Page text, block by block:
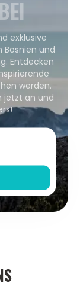
exklusive
Bosnien und
Entdecken
werden.
jetzt an und